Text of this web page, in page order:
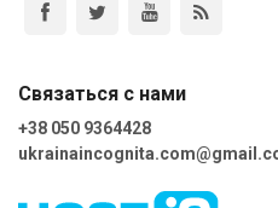
Связаться с нами
+38 050 9364428